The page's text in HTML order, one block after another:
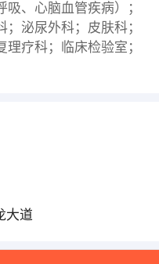
、心脑血管疾病）；
泌尿外科；皮肤科；
疗科；临床检验室；
大道